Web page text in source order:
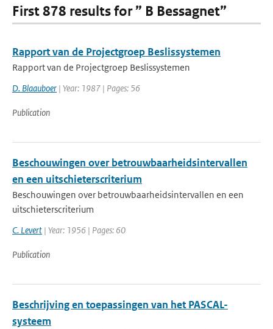
First 878 results for ” B Bessagnet”
Rapport van de Projectgroep Beslissystemen
Rapport van de Projectgroep Beslissystemen
D. Blaauboer | Year: 1987 | Pages: 56
Publication
Beschouwingen over betrouwbaarheidsintervallen
en een uitschieterscriterium
Beschouwingen over betrouwbaarheidsintervallen en een
uitschieterscriterium
C. Levert | Year: 1956 | Pages: 60
Publication
Beschrijving en toepassingen van het PASCAL-
systeem